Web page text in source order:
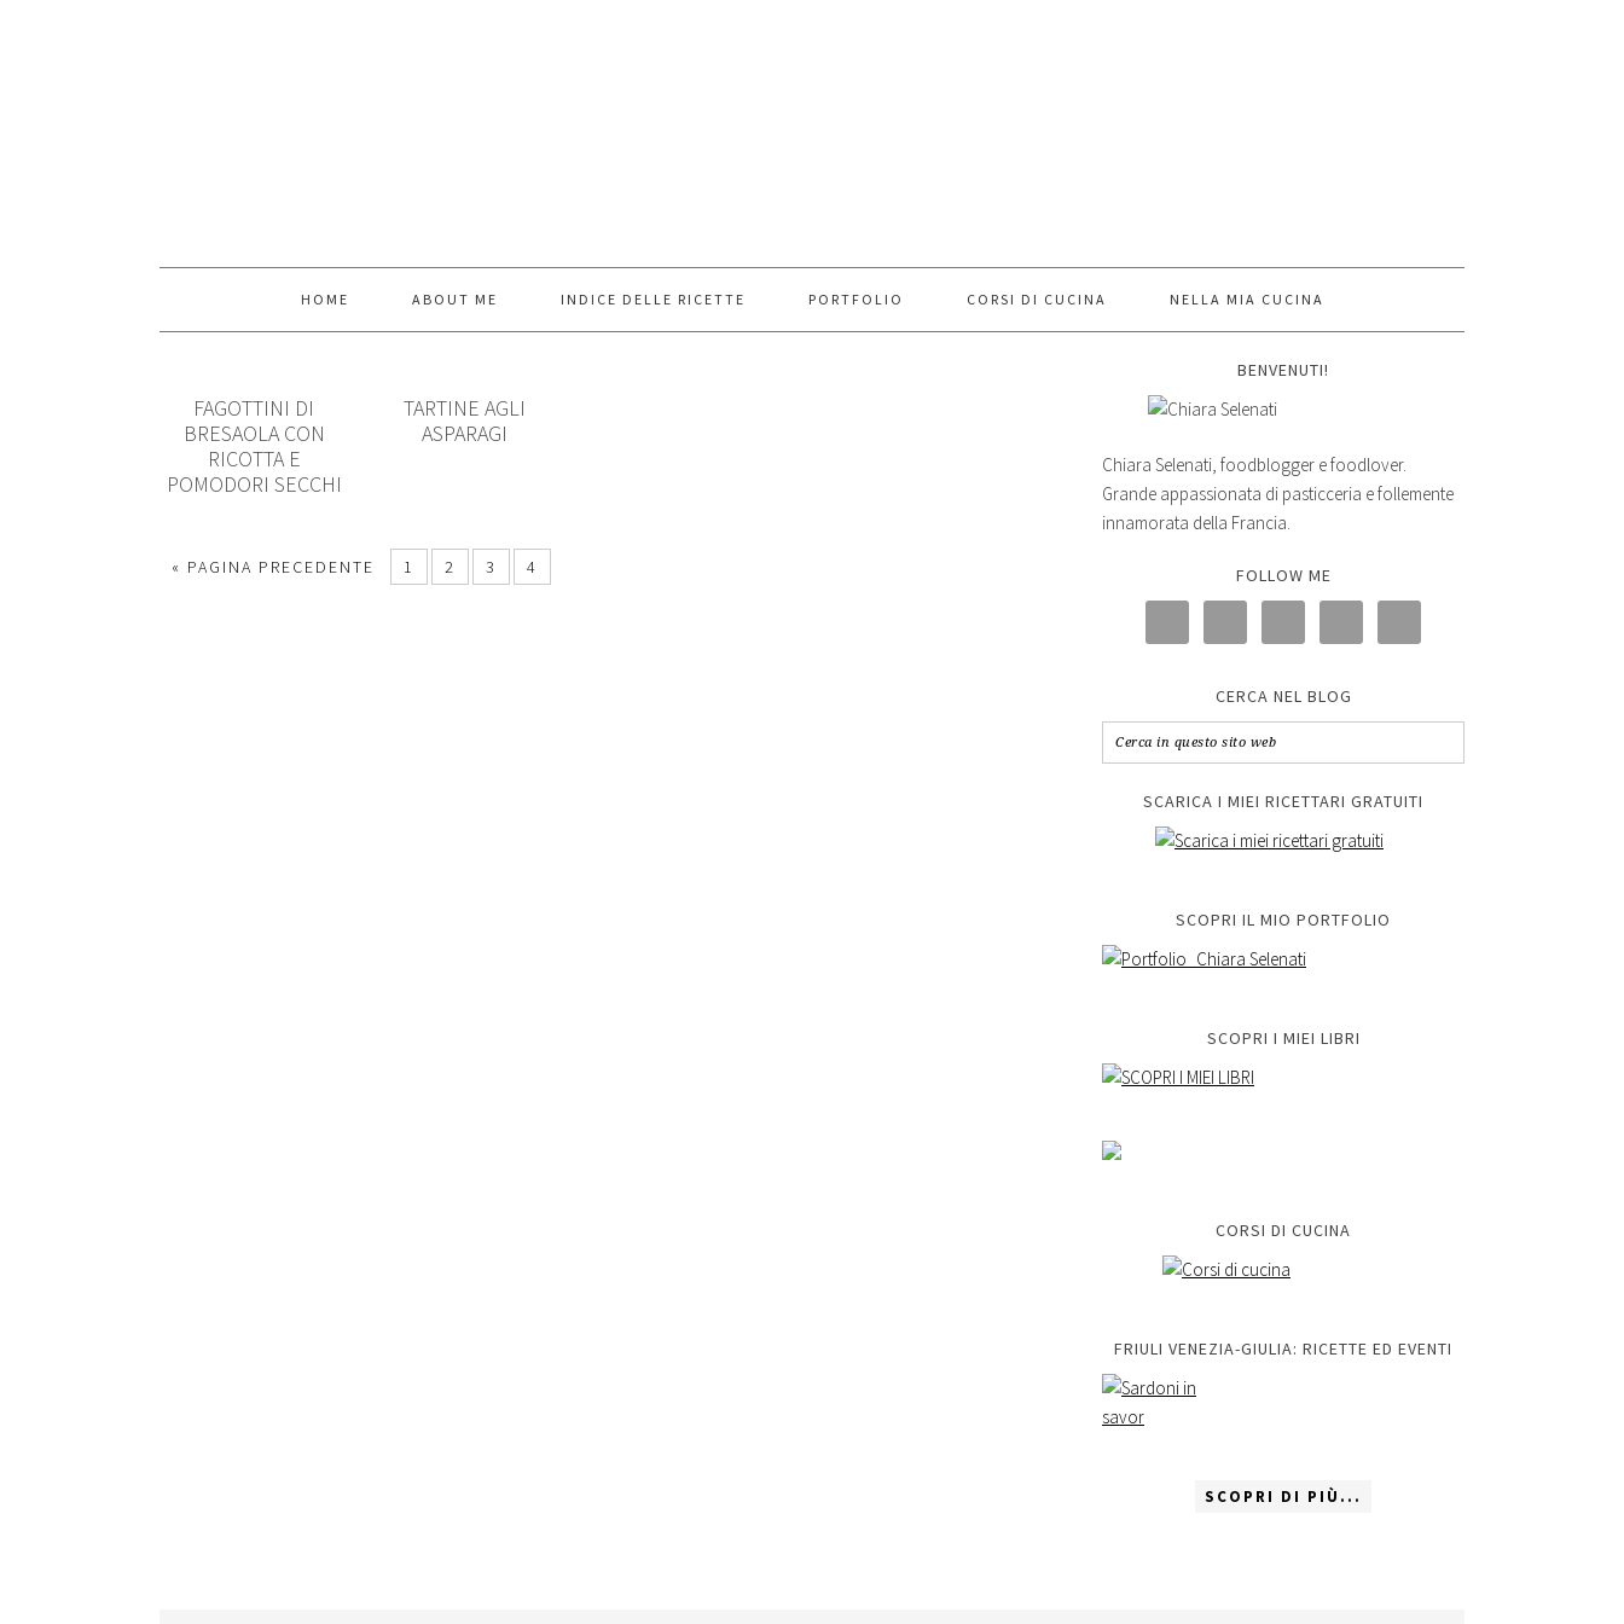
HOME ABOUT ME INDICE DELLE RICETTE PORTFOLIO CORSI DI CUCINA NELLA MIA CUCINA
FAGOTTINI DI
BRESAOLA CON
RICOTTA E
POMODORI SECCHI
TARTINE AGLI
ASPARAGI
« PAGINA PRECEDENTE 1 2 3 4
BENVENUTI!
Chiara Selenati, foodblogger e foodlover.
Grande appassionata di pasticceria e follemente
innamorata della Francia.
FOLLOW ME
CERCA NEL BLOG
SCARICA I MIEI RICETTARI GRATUITI
SCOPRI IL MIO PORTFOLIO
SCOPRI I MIEI LIBRI
CORSI DI CUCINA
FRIULI VENEZIA-GIULIA: RICETTE ED EVENTI
SCOPRI DI PIÙ...